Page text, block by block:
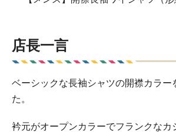
店長一言
ベーシックな長袖シャツの開襟カラー
た。
衿元がオープンカラーでフランクなカ